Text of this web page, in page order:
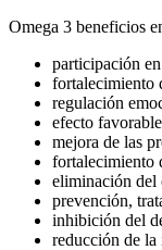
Omega 3 beneficios
participación
fortalecimiento
regulación
efecto
mejora de las
fortalecimiento
eliminación del
prevención,
inhibición del
reducción de la